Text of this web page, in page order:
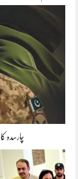
چارسدہ